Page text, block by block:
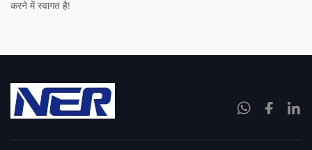
करने में स्वागत है!